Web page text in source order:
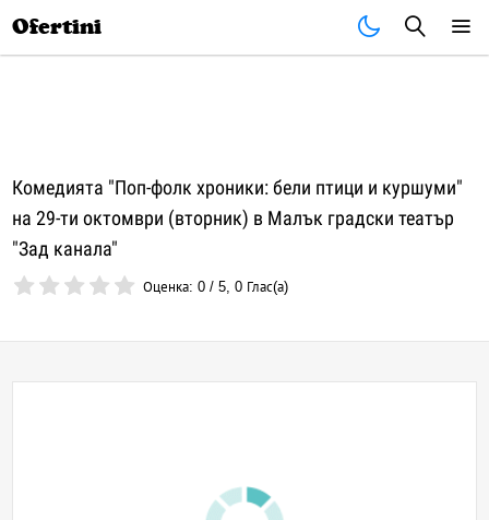
Ofertini
Комедията "Поп-фолк хроники: бели птици и куршуми"
на 29-ти октомври (вторник) в Малък градски театър
"Зад канала"
Оценка:0 /5,0 Глас(а)